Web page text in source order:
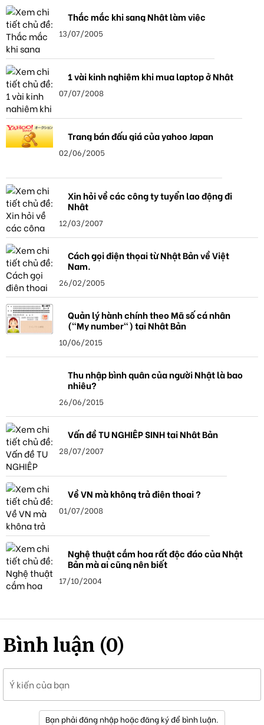
Thắc mắc khi sang Nhật làm việc
13/07/2005
1 vài kinh nghiệm khi mua laptop ở Nhật
07/07/2008
Trang bán đấu giá của yahoo Japan
02/06/2005
Xin hỏi về các công ty tuyển lao động đi
Nhật
12/03/2007
Cách gọi điện thọai từ Nhật Bản về Việt
Nam.
26/02/2005
Quản lý hành chính theo Mã số cá nhân
("My number") tại Nhật Bản
10/06/2015
Thu nhập bình quân của người Nhật là bao
nhiêu?
26/06/2015
Vấn đề TU NGHIỆP SINH tại Nhật Bản
28/07/2007
Về VN mà không trả điện thoại ?
01/07/2008
Nghệ thuật cắm hoa rất độc đáo của Nhật
Bản mà ai cũng nên biết
17/10/2004
Bình luận (0)
Ý kiến của bạn
Bạn phải đăng nhập hoặc đăng ký để bình luận.